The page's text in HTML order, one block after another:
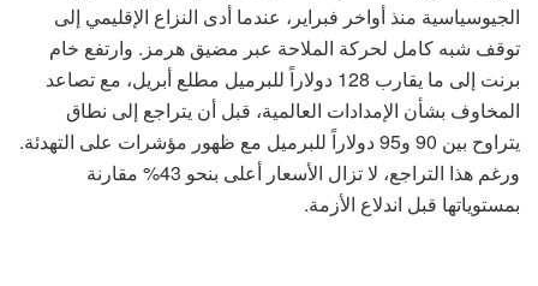
الجيوسياسية منذ أواخر فبراير، عندما أدى النزاع الإقليمي إلى
توقف شبه كامل لحركة الملاحة عبر مضيق هرمز. وارتفع خام
برنت إلى ما يقارب 128 دولاراً للبرميل مطلع أبريل، مع تصاعد
المخاوف بشأن الإمدادات العالمية، قبل أن يتراجع إلى نطاق
يتراوح بين 90 و95 دولاراً للبرميل مع ظهور مؤشرات على التهدئة.
ورغم هذا التراجع، لا تزال الأسعار أعلى بنحو 43% مقارنة
بمستوياتها قبل اندلاع الأزمة.